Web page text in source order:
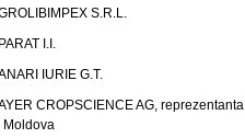
S.R.L.
I.I.
IURIE G.T.
CROPSCIENCE AG, reprezentanta
Moldova